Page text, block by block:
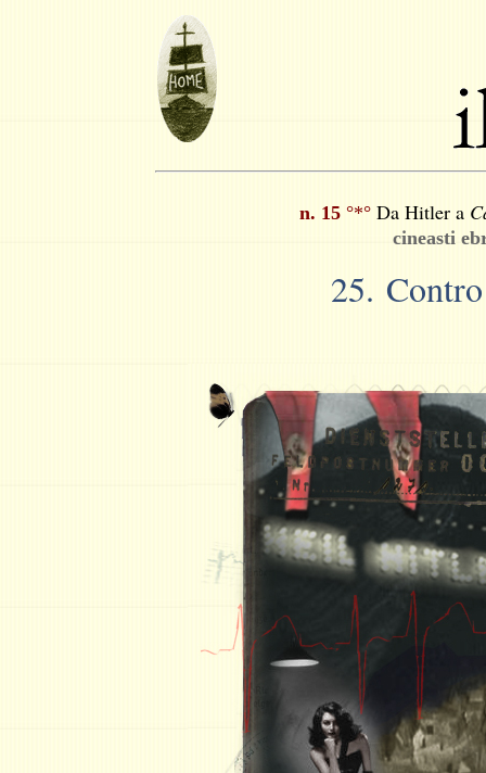
n. 15 °*° Da Hitler a
cineasti
25.